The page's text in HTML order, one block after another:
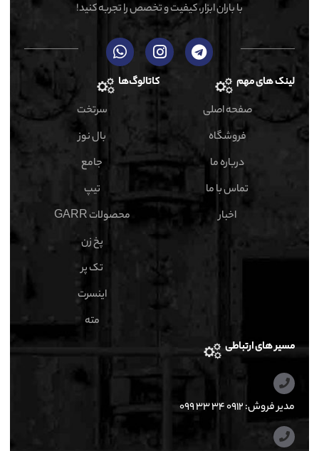
با باران ابزار، کیفیت و تخصص را تجربه کنید!
لینک های مهم
صفحه اصلی
فروشگاه
درباره ما
تماس با ما
اخبار
کاتالوگ‌ها
سرتخت
بال نوز
جامع
تیپ
محصولات GARR
پخ زن
تک پر
اینسرت
مته
مسیر های ارتباطی
مدیر فروش: ۰۹۱۲ ۳۴ ۳۳ ۰۹۹